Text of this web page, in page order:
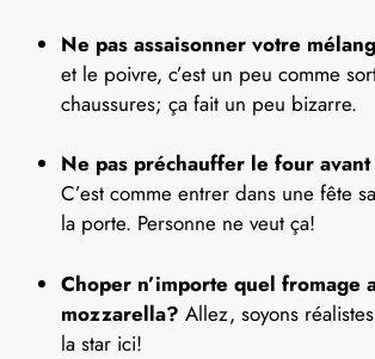
Ne pas assaisonner votre
et le poivre, c’est un peu comme
chaussures; ça fait un peu bizarre.
Ne pas préchauffer le four
C’est comme entrer dans une fête
la porte. Personne ne veut ça!
Choper n’importe quel fromage
mozzarella? Allez, soyons
la star ici!